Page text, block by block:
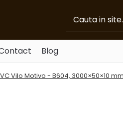
Blog
Vilo Motivo - B604, 3000×50×10